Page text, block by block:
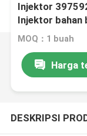
Injektor
Injektor bahan
MOQ：1 buah
Harga
DESKRIPSI